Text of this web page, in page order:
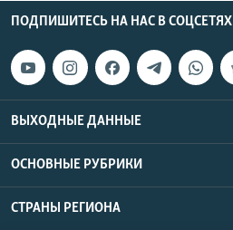
ПОДПИШИТЕСЬ НА НАС В СОЦСЕТЯХ
ВЫХОДНЫЕ ДАННЫЕ
ОСНОВНЫЕ РУБРИКИ
СТРАНЫ РЕГИОНА